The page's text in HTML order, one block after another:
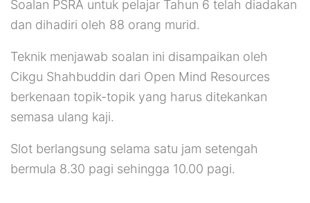
Soalan PSRA untuk pelajar Tahun 6 telah diadakan
dan dihadiri oleh 88 orang murid.
Teknik menjawab soalan ini disampaikan oleh
Cikgu Shahbuddin dari Open Mind Resources
berkenaan topik-topik yang harus ditekankan
semasa ulang kaji.
Slot berlangsung selama satu jam setengah
bermula 8.30 pagi sehingga 10.00 pagi.